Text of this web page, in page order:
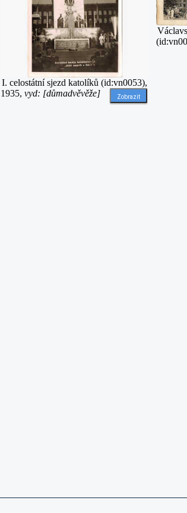
I. celostátní sjezd katolíků (id:vn0053),
1935, vyd: [důmadvěvěže] Zobrazit